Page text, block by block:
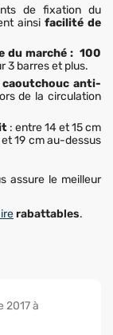
de fixation du
ainsi facilité de
du marché : 100
3 barres et plus.
caoutchouc anti-
de la circulation
: entre 14 et 15 cm
19 cm au-dessus
assure le meilleur
rabattables.
2017 à